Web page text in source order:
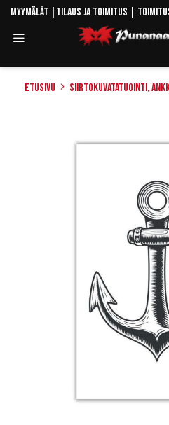
Myymälät Tilaus ja toimitus |
Etusivu Siirtokuvatatuointi,